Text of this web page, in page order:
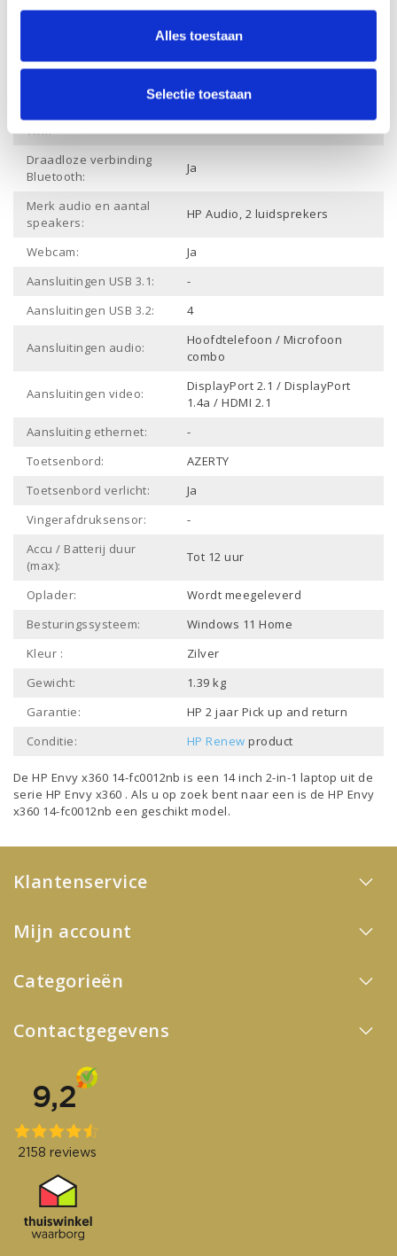
Alles toestaan
Selectie toestaan
Dropbox:
Ja
Intel Graphics
Videokaart
Wifi:
Ja
Draadloze verbinding
Bluetooth:
Ja
Merk audio en aantal
speakers:
HP Audio, 2 luidsprekers
Webcam:
Ja
Aansluitingen USB 3.1:
-
Aansluitingen USB 3.2:
4
Aansluitingen audio:
Hoofdtelefoon / Microfoon
combo
Aansluitingen video:
DisplayPort 2.1 / DisplayPort
1.4a / HDMI 2.1
Aansluiting ethernet:
-
Toetsenbord:
AZERTY
Toetsenbord verlicht:
Ja
Vingerafdruksensor:
-
Accu / Batterij duur
(max):
Tot 12 uur
Oplader:
Wordt meegeleverd
Besturingssysteem:
Windows 11 Home
Kleur :
Zilver
Gewicht:
1.39 kg
Garantie:
HP 2 jaar Pick up and return
Conditie:
HP Renew product
De HP Envy x360 14-fc0012nb is een 14 inch 2-in-1 laptop uit de
serie HP Envy x360 . Als u op zoek bent naar een is de HP Envy
x360 14-fc0012nb een geschikt model.
Klantenservice
Mijn account
Categorieën
Contactgegevens